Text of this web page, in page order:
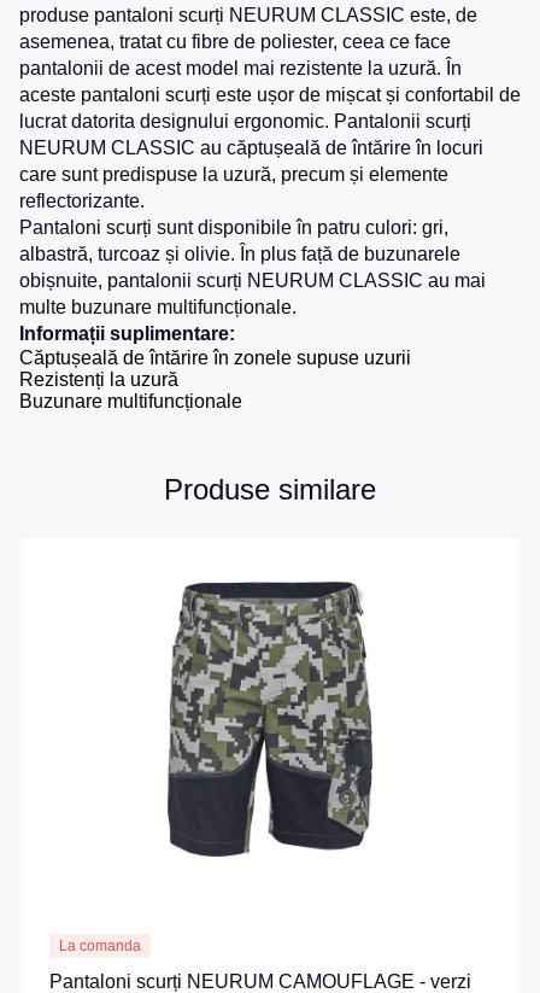
de
lucru
Veste
reflectorizante
Veste
pentru
Combinezoane
Hanorace
Hanorace
cu
fermoar
Hanorac
Hanorace
Hanorac
femei
pentru
sport
Pantaloni
pentru
copii
cu
vizibilitate
înaltă
0 unit.
0 unit.
0
1
produse pantaloni scurți NEURUM CLASSIC este, de
asemenea, tratat cu fibre de poliester, ceea ce face
pantalonii de acest model mai rezistente la uzură. În
aceste pantaloni scurți este ușor de mișcat și confortabil de
lucrat datorita designului ergonomic. Pantalonii scurți
NEURUM CLASSIC au сăptușeală de întărire în locuri
care sunt predispuse la uzură, precum și elemente
reflectorizante.
Pantaloni scurți sunt disponibile în patru culori: gri,
albastră, turcoaz și olivie. În plus față de buzunarele
obișnuite, pantalonii scurți NEURUM CLASSIC au mai
multe buzunare multifuncționale.
Informații suplimentare:
Căptușeală de întărire în zonele supuse uzurii
Rezistenți la uzură
Buzunare multifuncționale
Produse similare
La comanda
Pantaloni scurți NEURUM CAMOUFLAGE - verzi